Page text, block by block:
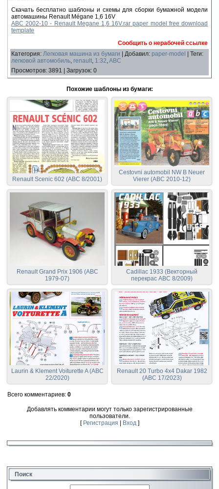
Скачать бесплатно шаблоны и схемы для сборки бумажной модели
автомашины Renault Mégane 1,6 16V
ABC 2002-10 - Renault Megane 1,6 16V.rar paper model free download
template
Сообщить о нерабочей ссылке
Категория: Легковая машина из бумаги Добавил: paper-model Теги:
легковой автомобиль, renault, 1:32,ABC
Просмотров: 3891 Загрузок: 0
Похожие шаблоны из бумаги:
Renault Scenic 602 (АВС 8/2001)
Cestovni automobil NW B Neuer
Vierer (ABC 2010-12)
Renault Grand Prix 1906 (ABC
1979-07)
Cadillac 1933 (Векторный
перекрас ABC 8/2009)
Laurin & Klement Voiturette A (ABC
22/2020)
Renault 20 Turbo 4x4 Dakar 1982
(ABC 17/2023)
Всего комментариев: 0
Добавлять комментарии могут только зарегистрированные
пользователи.
[ Регистрация Вход]
Поиск